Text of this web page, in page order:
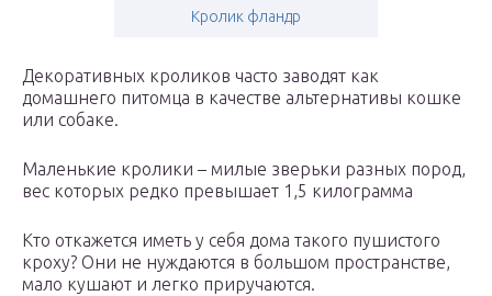
Кролик фландр
Декоративных кроликов часто заводят как
домашнего питомца в качестве альтернативы кошке
или собаке.
Маленькие кролики – милые зверьки разных пород,
вес которых редко превышает 1,5 килограмма
Кто откажется иметь у себя дома такого пушистого
кроху? Они не нуждаются в большом пространстве,
мало кушают и легко приручаются.